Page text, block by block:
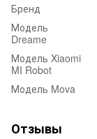
Бренд
Модель
Dreame
Модель Xiaomi
MI Robot
Модель Mova
Отзывы